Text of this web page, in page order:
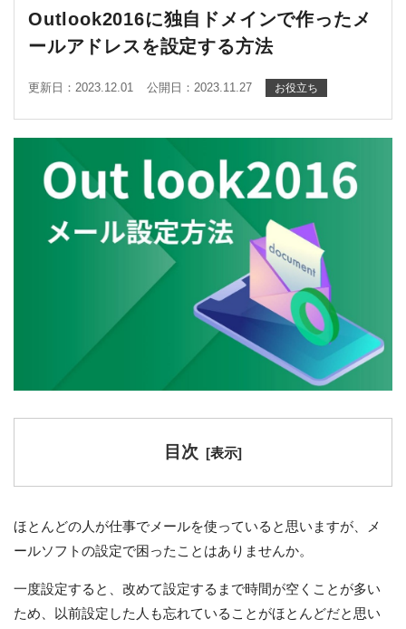
Outlook2016に独自ドメインで作ったメ
ールアドレスを設定する方法
更新日：2023.12.01 公開日：2023.11.27 お役立ち
目次 [表示]
ほとんどの人が仕事でメールを使っていると思いますが、メ
ールソフトの設定で困ったことはありませんか。
一度設定すると、改めて設定するまで時間が空くことが多い
ため、以前設定した人も忘れていることがほとんどだと思い